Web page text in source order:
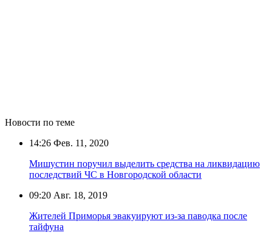
Новости по теме
14:26 Фев. 11, 2020
Мишустин поручил выделить средства на ликвидацию
последствий ЧС в Новгородской области
09:20 Авг. 18, 2019
Жителей Приморья эвакуируют из-за паводка после
тайфуна